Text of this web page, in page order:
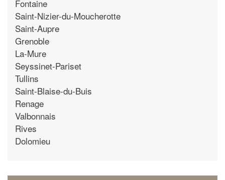
Fontaine
Saint-Nizier-du-Moucherotte
Saint-Aupre
Grenoble
La-Mure
Seyssinet-Pariset
Tullins
Saint-Blaise-du-Buis
Renage
Valbonnais
Rives
Dolomieu